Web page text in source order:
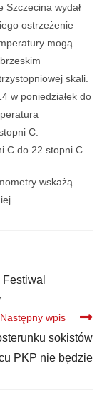
wydał
ostrzeżenie
mogą
skali.
w poniedziałek do
C.
C do 22 stopni C.
wskażą
Następny wpis
sokistów
PKP nie będzie